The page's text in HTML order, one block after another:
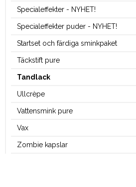
Specialeffekter - NYHET!
Specialeffekter puder - NYHET!
Startset och färdiga sminkpaket
Täckstift pure
Tandlack
Ullcrèpe
Vattensmink pure
Vax
Zombie kapslar